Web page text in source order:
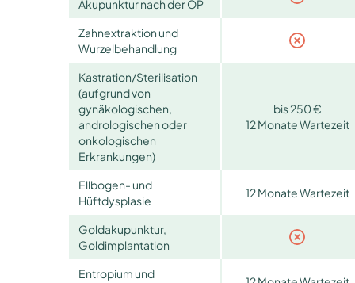
Akupunktur nach der OP
Zahnextraktion und
Wurzelbehandlung
Kastration/Sterilisation
(aufgrund von
gynäkologischen,
andrologischen oder
onkologischen
Erkrankungen)
bis 250 €
12 Monate Wartezeit
Ellbogen- und
Hüftdysplasie
12 Monate Wartezeit
Goldakupunktur,
Goldimplantation
Entropium und